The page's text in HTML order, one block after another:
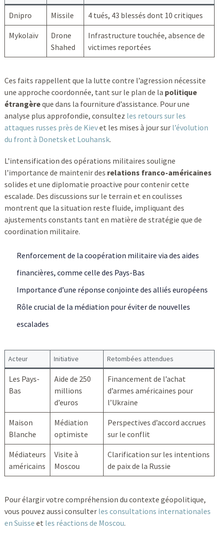
Dnipro Missile 4 tués, 43 blessés dont 10 critiques
Mykolaïv
Drone
Shahed
Infrastructure touchée, absence de
victimes reportées
Ces faits rappellent que la lutte contre l’agression nécessite
une approche coordonnée, tant sur le plan de la politique
étrangèreque dans la fourniture d’assistance. Pour une
analyse plus approfondie, consultez les retours sur les
attaques russes près de Kievet les mises à jour sur l’évolution
du front à Donetsk et Louhansk.
L’intensification des opérations militaires souligne
l’importance de maintenir des relations franco-américaines
solides et une diplomatie proactive pour contenir cette
escalade. Des discussions sur le terrain et en coulisses
montrent que la situation reste fluide, impliquant des
ajustements constants tant en matière de stratégie que de
coordination militaire.
Renforcement de la coopération militaire via des aides
financières, comme celle des Pays-Bas
Importance d’une réponse conjointe des alliés européens
Rôle crucial de la médiation pour éviter de nouvelles
escalades
Acteur Initiative Retombées attendues
Les Pays-
Bas
Aide de 250
millions
d’euros
Financement de l’achat
d’armes américaines pour
l’Ukraine
Maison
Blanche
Médiation
optimiste
Perspectives d’accord accrues
sur le conflit
Médiateurs
américains
Visite à
Moscou
Clarification sur les intentions
de paix de la Russie
Pour élargir votre compréhension du contexte géopolitique,
vous pouvez aussi consulter les consultations internationales
en Suisse et les réactions de Moscou.